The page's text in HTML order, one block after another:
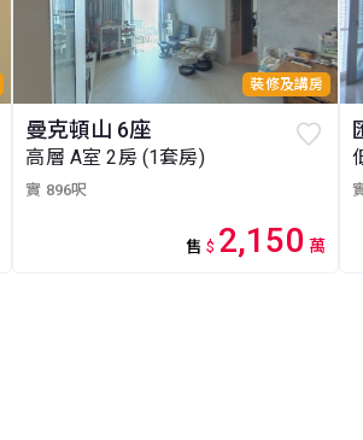
裝修及講房
曼克頓山 6座
高層 A室 2房 (1套房)
實 896呎
售 $ 2,150 萬